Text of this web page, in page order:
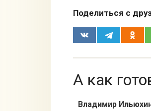
Поделиться с
А как
Владимир